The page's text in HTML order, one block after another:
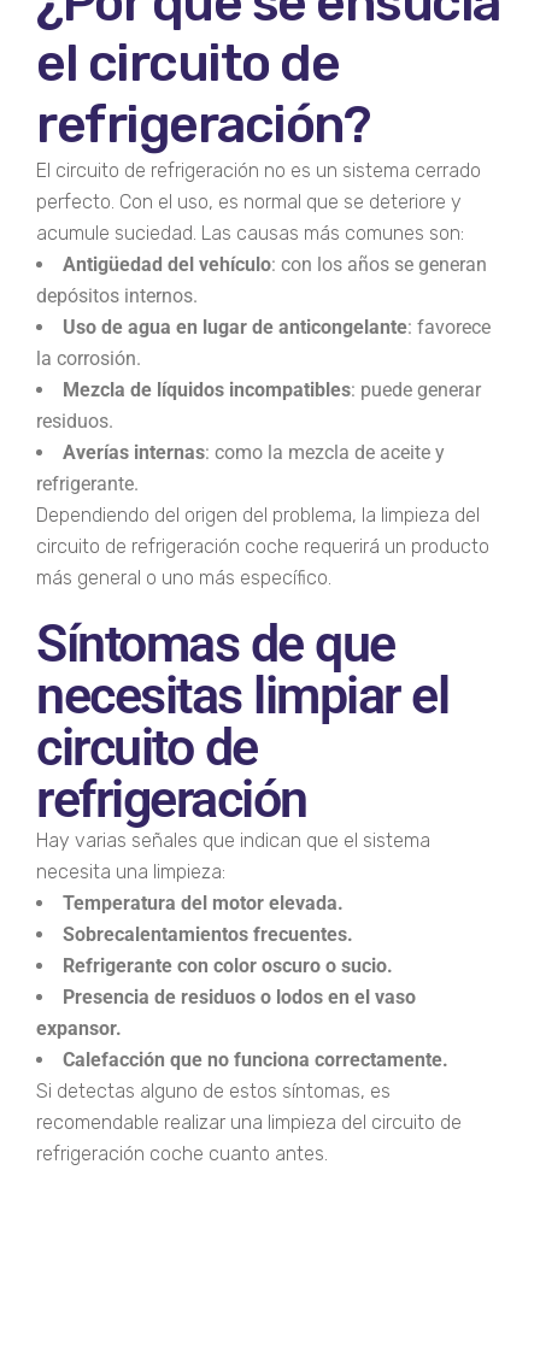
el circuito de
refrigeración?
El circuito de refrigeración no es un sistema cerrado
perfecto. Con el uso, es normal que se deteriore y
acumule suciedad. Las causas más comunes son:
Antigüedad del vehículo: con los años se generan
depósitos internos.
Uso de agua en lugar de anticongelante: favorece
la corrosión.
Mezcla de líquidos incompatibles: puede generar
residuos.
Averías internas: como la mezcla de aceite y
refrigerante.
Dependiendo del origen del problema, la limpieza del
circuito de refrigeración coche requerirá un producto
más general o uno más específico.
Síntomas de que
necesitas limpiar el
circuito de
refrigeración
Hay varias señales que indican que el sistema
necesita una limpieza:
Temperatura del motor elevada.
Sobrecalentamientos frecuentes.
Refrigerante con color oscuro o sucio.
Presencia de residuos o lodos en el vaso
expansor.
Calefacción que no funciona correctamente.
Si detectas alguno de estos síntomas, es
recomendable realizar una limpieza del circuito de
refrigeración coche cuanto antes.